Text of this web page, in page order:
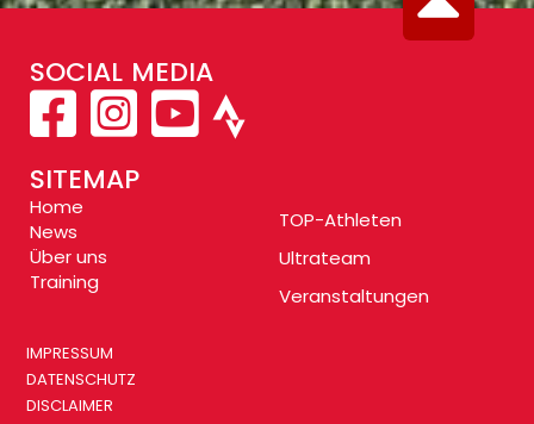
SOCIAL MEDIA
SITEMAP
Home
News
Über uns
Training
TOP-Athleten
Ultrateam
Veranstaltungen
IMPRESSUM
DATENSCHUTZ
DISCLAIMER